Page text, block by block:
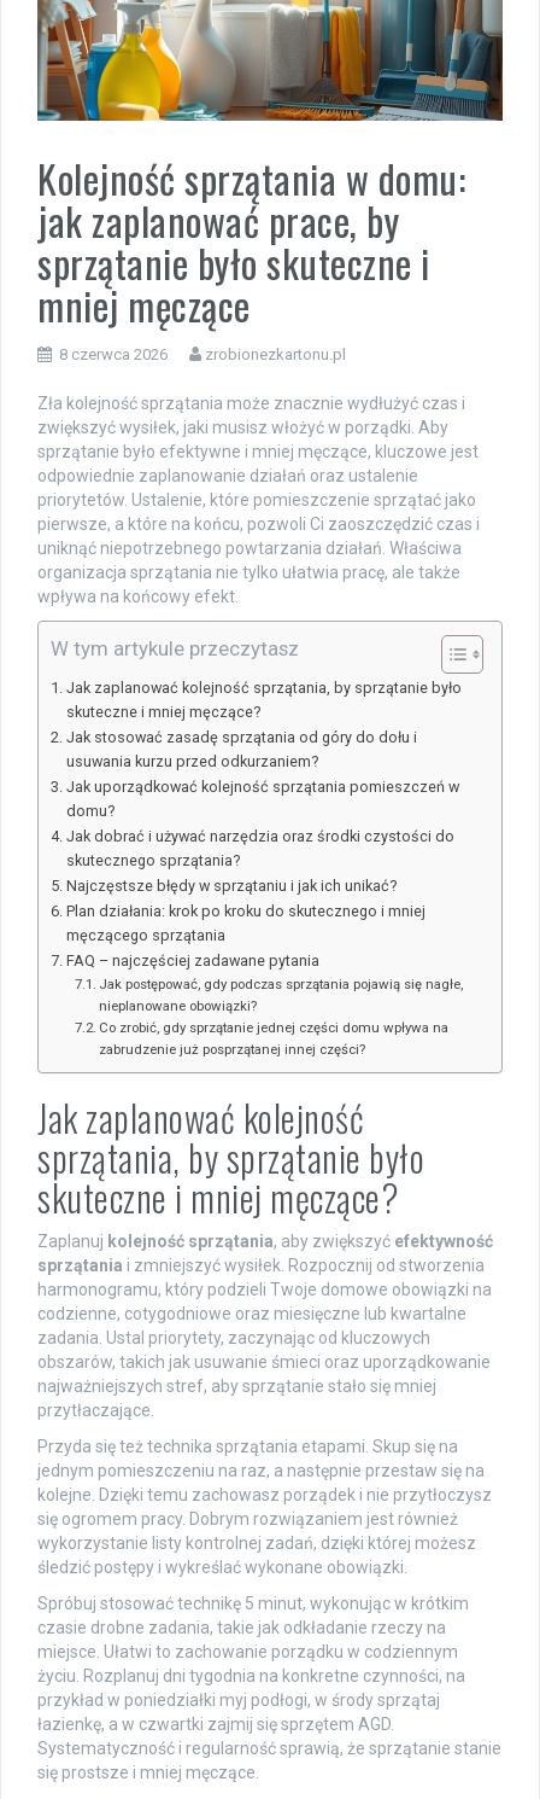
Kolejność sprzątania w domu:
jak zaplanować prace, by
sprzątanie było skuteczne i
mniej męczące
8 czerwca 2026 zrobionezkartonu.pl
Zła kolejność sprzątania może znacznie wydłużyć czas i
zwiększyć wysiłek, jaki musisz włożyć w porządki. Aby
sprzątanie było efektywne i mniej męczące, kluczowe jest
odpowiednie zaplanowanie działań oraz ustalenie
priorytetów. Ustalenie, które pomieszczenie sprzątać jako
pierwsze, a które na końcu, pozwoli Ci zaoszczędzić czas i
uniknąć niepotrzebnego powtarzania działań. Właściwa
organizacja sprzątania nie tylko ułatwia pracę, ale także
wpływa na końcowy efekt.
W tym artykule przeczytasz
Jak zaplanować kolejność sprzątania, by sprzątanie było
skuteczne i mniej męczące?
Jak stosować zasadę sprzątania od góry do dołu i
usuwania kurzu przed odkurzaniem?
Jak uporządkować kolejność sprzątania pomieszczeń w
domu?
Jak dobrać i używać narzędzia oraz środki czystości do
skutecznego sprzątania?
Najczęstsze błędy w sprzątaniu i jak ich unikać?
Plan działania: krok po kroku do skutecznego i mniej
męczącego sprzątania
FAQ – najczęściej zadawane pytania
Jak postępować, gdy podczas sprzątania pojawią się nagłe,
nieplanowane obowiązki?
Co zrobić, gdy sprzątanie jednej części domu wpływa na
zabrudzenie już posprzątanej innej części?
Jak zaplanować kolejność
sprzątania, by sprzątanie było
skuteczne i mniej męczące?
Zaplanuj kolejność sprzątania, aby zwiększyć efektywność
sprzątania i zmniejszyć wysiłek. Rozpocznij od stworzenia
harmonogramu, który podzieli Twoje domowe obowiązki na
codzienne, cotygodniowe oraz miesięczne lub kwartalne
zadania. Ustal priorytety, zaczynając od kluczowych
obszarów, takich jak usuwanie śmieci oraz uporządkowanie
najważniejszych stref, aby sprzątanie stało się mniej
przytłaczające.
Przyda się też technika sprzątania etapami. Skup się na
jednym pomieszczeniu na raz, a następnie przestaw się na
kolejne. Dzięki temu zachowasz porządek i nie przytłoczysz
się ogromem pracy. Dobrym rozwiązaniem jest również
wykorzystanie listy kontrolnej zadań, dzięki której możesz
śledzić postępy i wykreślać wykonane obowiązki.
Spróbuj stosować technikę 5 minut, wykonując w krótkim
czasie drobne zadania, takie jak odkładanie rzeczy na
miejsce. Ułatwi to zachowanie porządku w codziennym
życiu. Rozplanuj dni tygodnia na konkretne czynności, na
przykład w poniedziałki myj podłogi, w środy sprzątaj
łazienkę, a w czwartki zajmij się sprzętem AGD.
Systematyczność i regularność sprawią, że sprzątanie stanie
się prostsze i mniej męczące.